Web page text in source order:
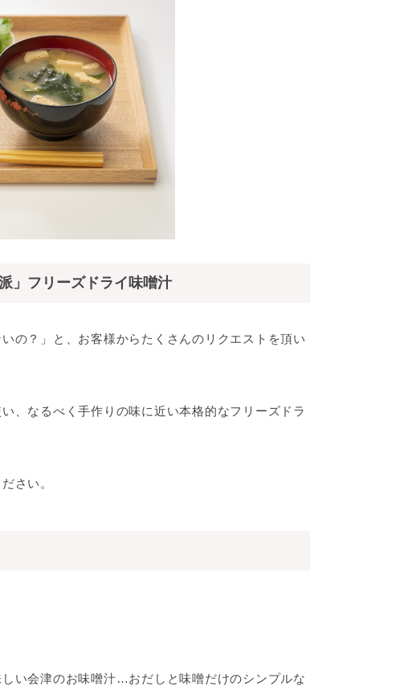
」フリーズドライ味噌汁
の？」と、お客様からたくさんのリクエストを頂い
、なるべく手作りの味に近い本格的なフリーズドラ
さい。
い会津のお味噌汁…おだしと味噌だけのシンプルな